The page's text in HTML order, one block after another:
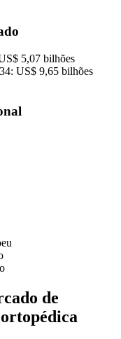
5,07 bilhões
US$ 9,65 bilhões
de